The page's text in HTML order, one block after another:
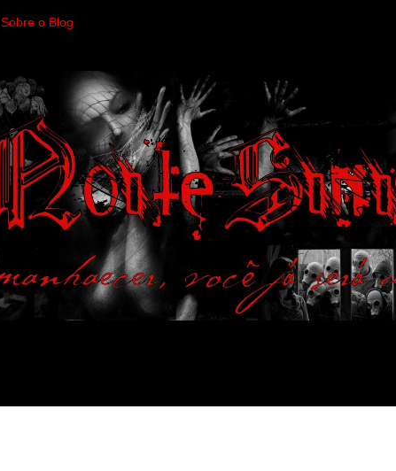
Sobre o Blog